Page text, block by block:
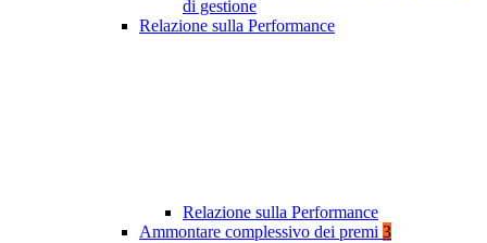
di gestione
Relazione sulla Performance
Relazione sulla Performance
Ammontare complessivo dei premi 3